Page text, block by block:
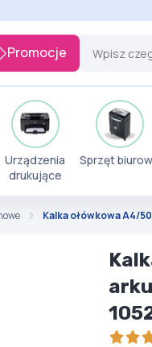
Promocje
Urządzenia
drukujące
Sprzęt
Kalka ołówkowa A4/